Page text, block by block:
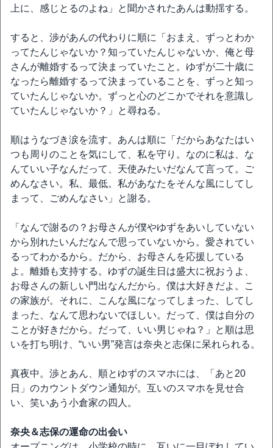
上に、感じとるのよね」と聞かされたあんは動揺する。
すると、渉があんの代わりに順に「おまえ、ずっとわか
ってたんじゃないか？知っていたんじゃないか、俺と母
さんが離婚するって決まっていたこと。ゆずが二十歳に
なったら離婚するって決まっていることを、ずっと知っ
ていたんじゃないか。ずっと心のどこかでそれを意識し
ていたんじゃないか？」と尋ねる。
順はうなづき涙を流す。あんは順に「だからあなたはい
つも周りのことを気にして、私を守り。なのに私は、な
んていい子なんだって、天使みたいだなんて言って。ご
めんなさい。私、最低。私があなたをそんな風にしてし
まって、ごめんなさい」と謝る。
「なんで謝るの？お母さんが僕やゆずをあいしていない
から別れたいんだなんで思っていないから。愛されてい
るってわかるから。だから、お母さんを応援している
よ。離婚も支持する。ゆずの誕生日は盛大に祝おうよ、
お母さんの新しい門出なんだから。僕は大好きだよ。こ
の家族が。それに、こんな風になってしまった、してし
まった、なんて思わないでほしい。だって、僕は自分の
ことが好きだから。だって、いい男じゃね？」と順は思
いを打ち明け、“いい男”発言は奈央と志保に呆れられる。
真夜中。渉とあん、順とゆずのスマホには、「あと20
日」のカウントダウン通知が。互いのスマホを見せ合
い、笑いあう小倉家の四人。
奈央＆志保の運命の出会い